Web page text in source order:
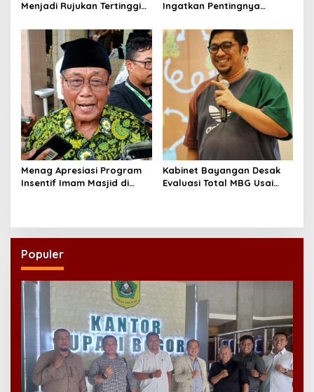
Menjadi Rujukan Tertinggi
Ingatkan Pentingnya
yang Layak
Menag Apresiasi Program
Insentif Imam Masjid di
Kabinet Bayangan Desak
Evaluasi Total MBG Usai
Populer